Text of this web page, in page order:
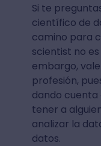
Si te
científico de
camino para
scientist no
embargo,
profesión,
dando
tener a
analizar la
datos.